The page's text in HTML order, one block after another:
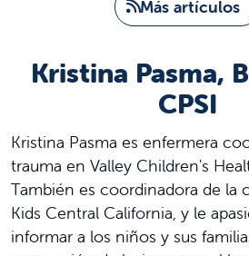
Más artículos
Kristina Pasma,
CPSI
Kristina Pasma es enfermera
trauma en Valley Children's
También es coordinadora de la
Kids Central California, y le
informar a los niños y sus